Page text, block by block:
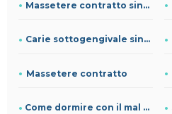
Massetere contratto sintomi
Carie sottogengivale sintomi
Massetere contratto
Come dormire con il mal di denti